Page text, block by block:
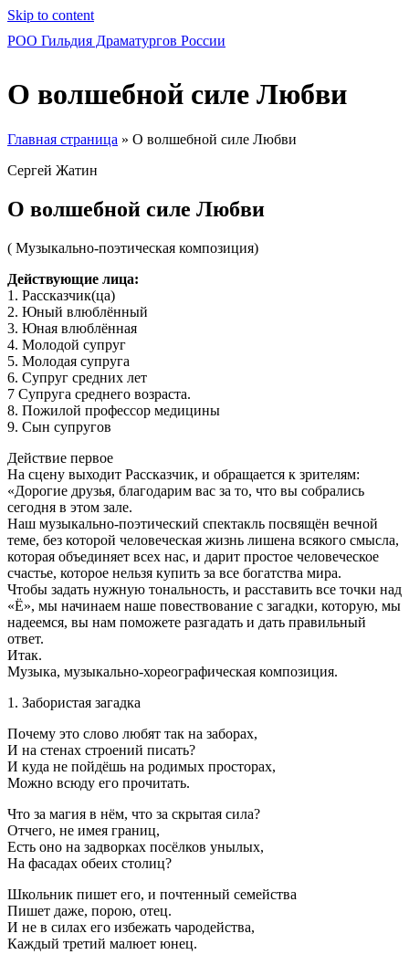
Skip to content
РОО Гильдия Драматургов России
О волшебной силе Любви
Главная страница » О волшебной силе Любви
Сергей Жатин
О волшебной силе Любви
( Музыкально-поэтическая композиция)
Действующие лица:
1. Рассказчик(ца)
2. Юный влюблённый
3. Юная влюблённая
4. Молодой супруг
5. Молодая супруга
6. Супруг средних лет
7 Супруга среднего возраста.
8. Пожилой профессор медицины
9. Сын супругов
Действие первое
На сцену выходит Рассказчик, и обращается к зрителям:
«Дорогие друзья, благодарим вас за то, что вы собрались
сегодня в этом зале.
Наш музыкально-поэтический спектакль посвящён вечной
теме, без которой человеческая жизнь лишена всякого смысла,
которая объединяет всех нас, и дарит простое человеческое
счастье, которое нельзя купить за все богатства мира.
Чтобы задать нужную тональность, и расставить все точки над
«Ё», мы начинаем наше повествование с загадки, которую, мы
надеемся, вы нам поможете разгадать и дать правильный
ответ.
Итак.
Музыка, музыкально-хореографическая композиция.
1. Забористая загадка
Почему это слово любят так на заборах,
И на стенах строений писать?
И куда не пойдёшь на родимых просторах,
Можно всюду его прочитать.
Что за магия в нём, что за скрытая сила?
Отчего, не имея границ,
Есть оно на задворках посёлков унылых,
На фасадах обеих столиц?
Школьник пишет его, и почтенный семейства
Пишет даже, порою, отец.
И не в силах его избежать чародейства,
Каждый третий малюет юнец.